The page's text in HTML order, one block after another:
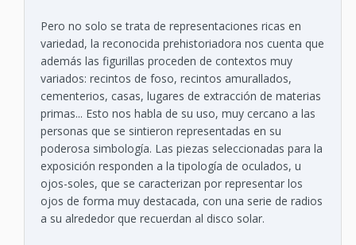
Pero no solo se trata de representaciones ricas en
variedad, la reconocida prehistoriadora nos cuenta que
además las figurillas proceden de contextos muy
variados: recintos de foso, recintos amurallados,
cementerios, casas, lugares de extracción de materias
primas... Esto nos habla de su uso, muy cercano a las
personas que se sintieron representadas en su
poderosa simbología. Las piezas seleccionadas para la
exposición responden a la tipología de oculados, u
ojos-soles, que se caracterizan por representar los
ojos de forma muy destacada, con una serie de radios
a su alrededor que recuerdan al disco solar.